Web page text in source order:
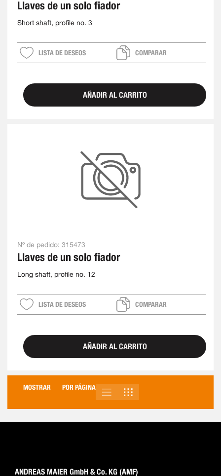
Llaves de un solo fiador
Short shaft, profile no. 3
LISTA DE DESEOS COMPARAR
AÑADIR AL CARRITO
Nº de pedido: 315473
Llaves de un solo fiador
Long shaft, profile no. 12
LISTA DE DESEOS COMPARAR
AÑADIR AL CARRITO
MOSTRAR POR PÁGINA
VER
COMO
LISTA
ANDREAS MAIER GmbH & Co. KG (AMF)